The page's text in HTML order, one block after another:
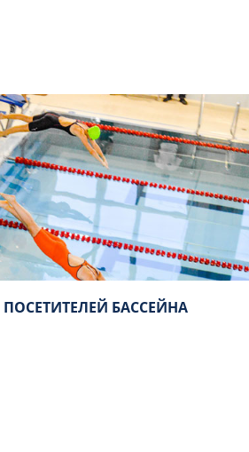
БАССЕЙНА